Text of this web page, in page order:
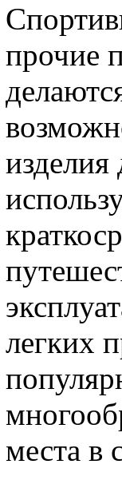
прочие
изделия
легких
места в